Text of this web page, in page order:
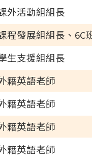
外活動組組長
程發展組組長、6C
生支援組組長
籍英語老師
籍英語老師
籍英語老師
籍英語老師